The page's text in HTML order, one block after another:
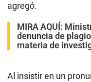
agregó.
MIRA AQUÍ:
denuncia de
materia de
Al insistir en un